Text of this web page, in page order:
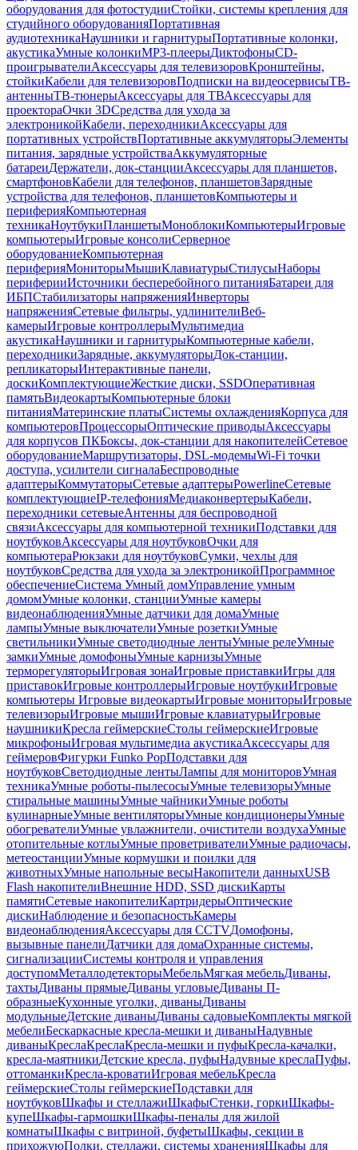
оборудования для фотостудииСтойки, системы крепления для
студийного оборудованияПортативная
аудиотехникаНаушники и гарнитурыПортативные колонки,
акустикаУмные колонкиMP3-плеерыДиктофоныCD-
проигрывателиАксессуары для телевизоровКронштейны,
стойкиКабели для телевизоровПодписки на видеосервисыТВ-
антенныТВ-тюнерыАксессуары для ТВАксессуары для
проектораОчки 3DСредства для ухода за
электроникойКабели, переходникиАксессуары для
портативных устройствПортативные аккумуляторыЭлементы
питания, зарядные устройстваАккумуляторные
батареиДержатели, док-станцииАксессуары для планшетов,
смартфоновКабели для телефонов, планшетовЗарядные
устройства для телефонов, планшетовКомпьютеры и
периферияКомпьютерная
техникаНоутбукиПланшетыМоноблокиКомпьютерыИгровые
компьютерыИгровые консолиСерверное
оборудованиеКомпьютерная
периферияМониторыМышиКлавиатурыСтилусыНаборы
периферииИсточники бесперебойного питанияБатареи для
ИБПСтабилизаторы напряженияИнверторы
напряженияСетевые фильтры, удлинителиВеб-
камерыИгровые контроллерыМультимедиа
акустикаНаушники и гарнитурыКомпьютерные кабели,
переходникиЗарядные, аккумуляторыДок-станции,
репликаторыИнтерактивные панели,
доскиКомплектующиеЖесткие диски, SSDОперативная
памятьВидеокартыКомпьютерные блоки
питанияМатеринские платыСистемы охлажденияКорпуса для
компьютеровПроцессорыОптические приводыАксессуары
для корпусов ПКБоксы, док-станции для накопителейСетевое
оборудованиеМаршрутизаторы, DSL-модемыWi-Fi точки
доступа, усилители сигналаБеспроводные
адаптерыКоммутаторыСетевые адаптерыPowerlineСетевые
комплектующиеIP-телефонияМедиаконвертерыКабели,
переходники сетевыеАнтенны для беспроводной
связиАксессуары для компьютерной техникиПодставки для
ноутбуковАксессуары для ноутбуковОчки для
компьютераРюкзаки для ноутбуковСумки, чехлы для
ноутбуковСредства для ухода за электроникойПрограммное
обеспечениеСистема Умный домУправление умным
домомУмные колонки, станцииУмные камеры
видеонаблюденияУмные датчики для домаУмные
лампыУмные выключателиУмные розеткиУмные
светильникиУмные светодиодные лентыУмные релеУмные
замкиУмные домофоныУмные карнизыУмные
терморегуляторыИгровая зонаИгровые приставкиИгры для
приставокИгровые контроллерыИгровые ноутбукиИгровые
компьютеры Игровые видеокартыИгровые мониторыИгровые
телевизорыИгровые мышиИгровые клавиатурыИгровые
наушникиКресла геймерскиеСтолы геймерскиеИгровые
микрофоныИгровая мультимедиа акустикаАксессуары для
геймеровФигурки Funko PopПодставки для
ноутбуковСветодиодные лентыЛампы для мониторовУмная
техникаУмные роботы-пылесосыУмные телевизорыУмные
стиральные машиныУмные чайникиУмные роботы
кулинарныеУмные вентиляторыУмные кондиционерыУмные
обогревателиУмные увлажнители, очистители воздухаУмные
отопительные котлыУмные проветривателиУмные радиочасы,
метеостанцииУмные кормушки и поилки для
животныхУмные напольные весыНакопители данныхUSB
Flash накопителиВнешние HDD, SSD дискиКарты
памятиСетевые накопителиКартридерыОптические
дискиНаблюдение и безопасностьКамеры
видеонаблюденияАксессуары для CCTVДомофоны,
вызывные панелиДатчики для домаОхранные системы,
сигнализацииСистемы контроля и управления
доступомМеталлодетекторыМебельМягкая мебельДиваны,
тахтыДиваны прямыеДиваны угловыеДиваны П-
образныеКухонные уголки, диваныДиваны
модульныеДетские диваныДиваны садовыеКомплекты мягкой
мебелиБескаркасные кресла-мешки и диваныНадувные
диваныКреслаКреслаКресла-мешки и пуфыКресла-качалки,
кресла-маятникиДетские кресла, пуфыНадувные креслаПуфы,
оттоманкиКресла-кроватиИгровая мебельКресла
геймерскиеСтолы геймерскиеПодставки для
ноутбуковШкафы и стеллажиШкафыСтенки, горкиШкафы-
купеШкафы-гармошкиШкафы-пеналы для жилой
комнатыШкафы с витриной, буфетыШкафы, секции в
прихожуюПолки, стеллажи, системы храненияШкафы для